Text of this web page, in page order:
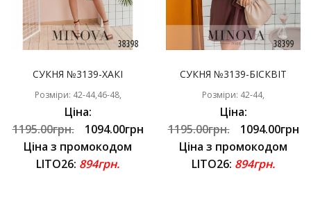
СУКНЯ №3139-ХАКІ
Розміри: 42-44,46-48,
Ціна:
1195.00грн.
1094.00грн
Ціна з промокодом
LITO26: 894грн.
СУКНЯ №3139-БІСКВІТ
Розміри: 42-44,
Ціна:
1195.00грн.
1094.00грн
Ціна з промокодом
LITO26: 894грн.